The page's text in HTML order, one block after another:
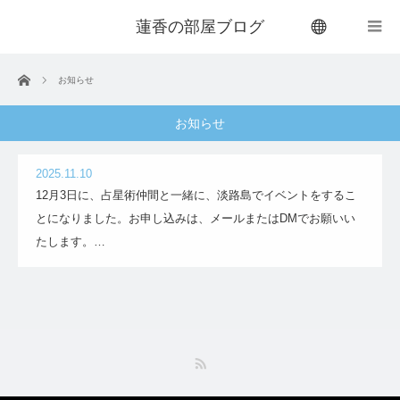
蓮香の部屋ブログ
ホーム お知らせ
お知らせ
2025.11.10
12月3日に、占星術仲間と一緒に、淡路島でイベントをするこ
とになりました。お申し込みは、メールまたはDMでお願いい
たします。…